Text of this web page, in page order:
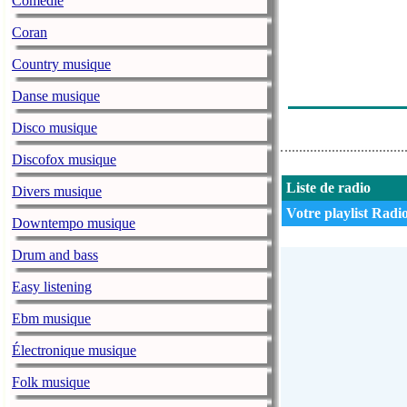
Coran
Country musique
Danse musique
Disco musique
Discofox musique
Divers musique
Downtempo musique
Drum and bass
Easy listening
Ebm musique
Électronique musique
Folk musique
Liste de radio
Votre playlist